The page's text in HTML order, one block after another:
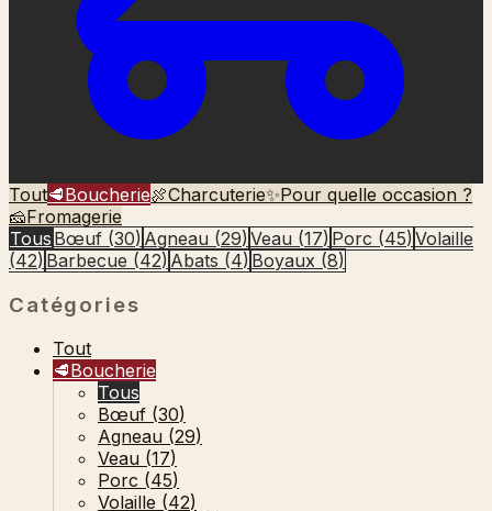
Tout🥩Boucherie🍖Charcuterie✨Pour quelle occasion ?
🧀Fromagerie
Tous Bœuf (30) Agneau (29) Veau (17) Porc (45) Volaille
(42) Barbecue (42) Abats (4) Boyaux (8)
Catégories
Tout
🥩Boucherie
Tous
Bœuf (30)
Agneau (29)
Veau (17)
Porc (45)
Volaille (42)